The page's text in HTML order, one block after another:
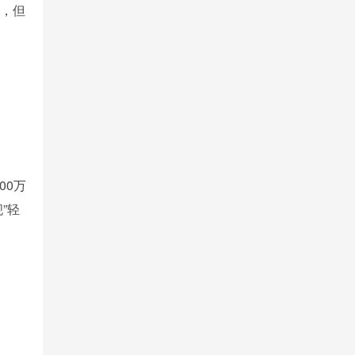
但
万
轻